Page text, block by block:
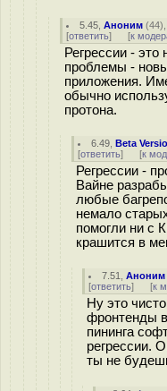
5.45 ,Аноним (44
[ответить] [к
Регрессии -
проблемы -
приложения.
обычно
протона.
6.49 ,Beta
[ответить] [к
Регрессии -
Вайне
любые
немало
помогли ни с
крашится в
7.51 ,Аноним
[ответить] [к
Ну это
фронтенды
пининга
регрессии.
ты не